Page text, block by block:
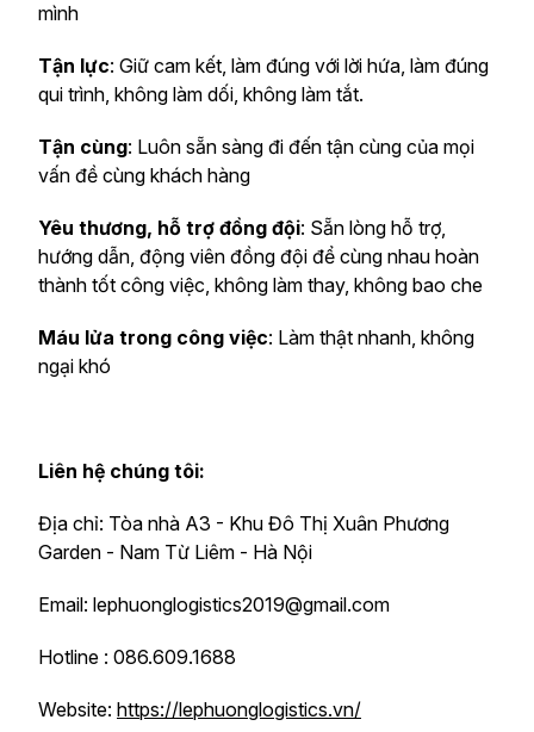
mình
Tận lực: Giữ cam kết, làm đúng với lời hứa, làm đúng
qui trình, không làm dối, không làm tắt.
Tận cùng: Luôn sẵn sàng đi đến tận cùng của mọi
vấn đề cùng khách hàng
Yêu thương, hỗ trợ đồng đội: Sẵn lòng hỗ trợ,
hướng dẫn, động viên đồng đội để cùng nhau hoàn
thành tốt công việc, không làm thay, không bao che
Máu lửa trong công việc: Làm thật nhanh, không
ngại khó
Liên hệ chúng tôi:
Địa chỉ: Tòa nhà A3 - Khu Đô Thị Xuân Phương
Garden - Nam Từ Liêm - Hà Nội
Email: lephuonglogistics2019@gmail.com
Hotline : 086.609.1688
Website: https://lephuonglogistics.vn/